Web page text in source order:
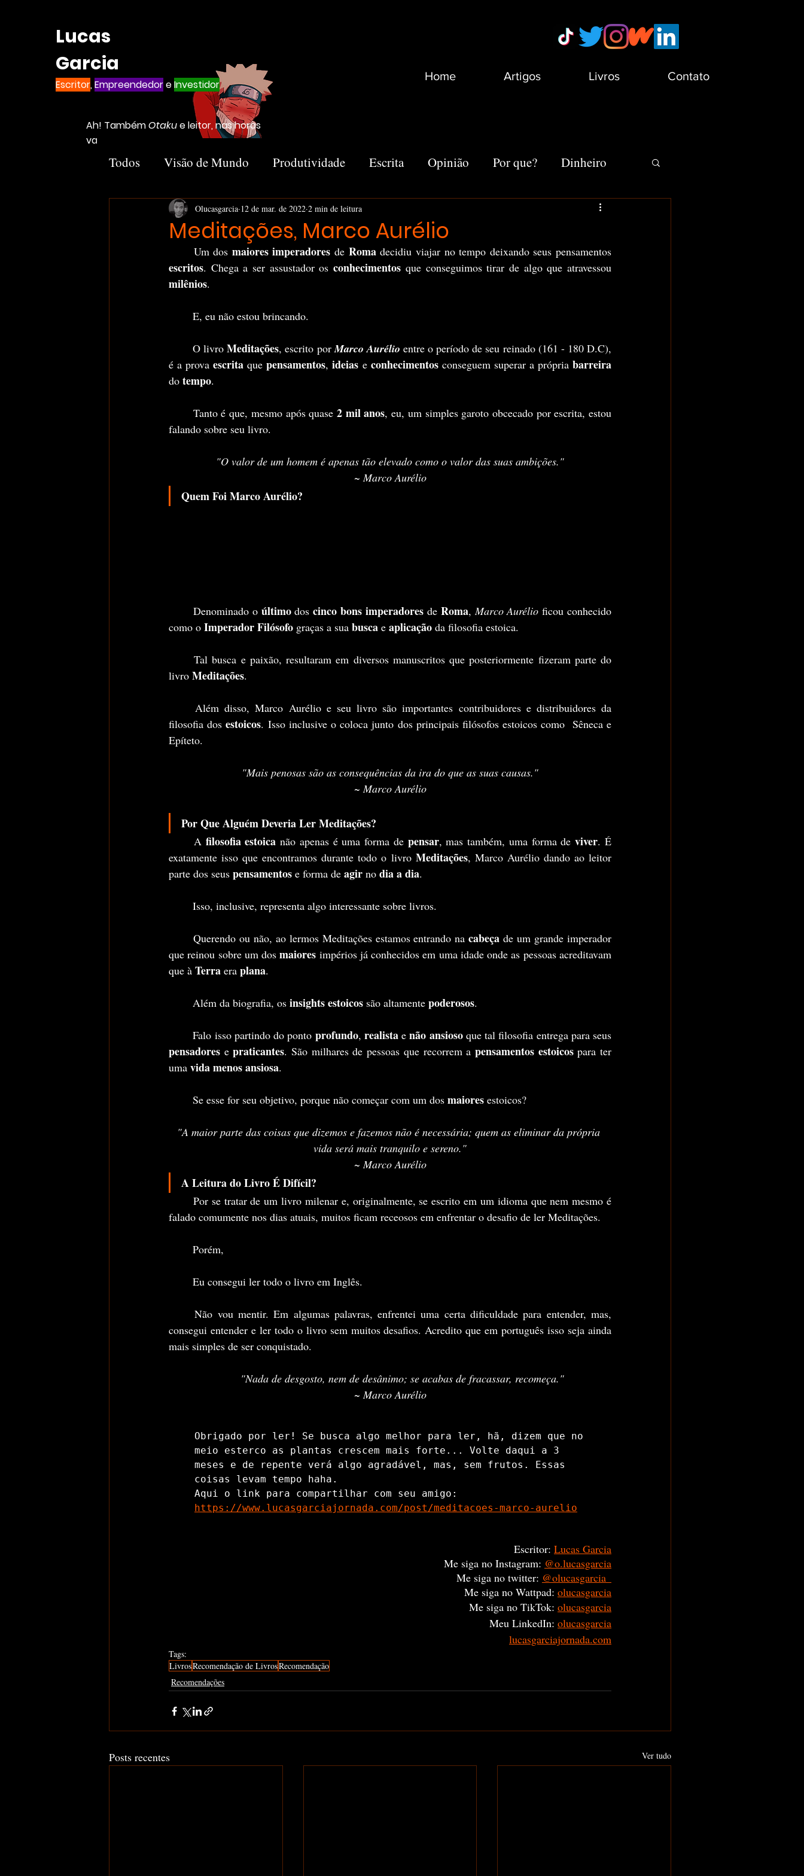
Lucas
Garcia
Escritor,EmpreendedoreInvestidor
Ah! TambémOtakue leitor, nas horas
vagas
Home Artigos Livros Contato
Todos Visão de Mundo Produtividade Escrita Opinião Por que? Dinheiro
Introvertido Livros Recomendações Minha Vida
Negócios
Meditações, Marco Aurélio
Olucasgarcia 12 de mar. de 2022 2 min de leitura
	Um dos
maiores imperadores de Roma
escritos. Chega a ser assustador os conhecimentos
milênios.
	E, eu não estou brincando.
	O livro
Meditações, escrito por Marco Aurélio entre o período de seu reinado (161 - 180 D.C),
é a prova escrita que pensamentos, ideias e conhecimentos conseguem superar a própria
do tempo.
	Tanto é que, mesmo após quase
2 mil anos, eu, um simples garoto obcecado por escrita, estou
falando sobre seu livro.
"O valor de um homem é apenas tão elevado como o valor das suas ambições."
~ Marco Aurélio
Quem Foi Marco Aurélio?
	Denominado o
último dos cinco bons imperadores de Roma, Marco Aurélio ficou conhecido
como o Imperador Filósofo graças a sua busca e aplicação da filosofia estoica.
	Tal busca e paixão, resultaram em diversos manuscritos que posteriormente fizeram parte do
livro Meditações.
	Além disso, Marco Aurélio e seu livro são importantes contribuidores e distribuidores da
filosofia dos estoicos. Isso inclusive o coloca junto dos principais filósofos estoicos como  Sêneca e
Epíteto.
"Mais penosas são as consequências da ira do que as suas causas."
~ Marco Aurélio
Por Que Alguém Deveria Ler Meditações?
	A
filosofia estoica não apenas é uma forma de pensar, mas também, uma forma de viver. É
exatamente isso que encontramos durante todo o livro Meditações, Marco Aurélio dando ao leitor
parte dos seus pensamentos e forma de agir no dia a dia
	Isso, inclusive, representa algo interessante sobre livros.
	Querendo ou não, ao lermos Meditações estamos entrando na
cabeça de um grande imperador
que reinou sobre um dos maiores impérios já conhecidos em uma idade onde as pessoas acreditavam
que à Terra era plana.
	Além da biografia, os
insights estoicos são altamente poderosos.
	Falo isso partindo do ponto
profundo, realista e não ansioso
pensadores e praticantes. São milhares de pessoas que recorrem a pensamentos estoicos para ter
uma vida menos ansiosa.
	Se esse for seu objetivo, porque não começar com um dos
maiores estoicos?
"A maior parte das coisas que dizemos e fazemos não é necessária; quem as eliminar da própria
vida será mais tranquilo e sereno."
~ Marco Aurélio
A Leitura do Livro É Difícil?
falado comumente nos dias atuais, muitos ficam receosos em enfrentar o desafio de ler Meditações.
	Porém,
	Eu consegui ler todo o livro em Inglês.
	Não vou mentir. Em algumas palavras, enfrentei uma certa dificuldade para entender, mas,
consegui entender e ler todo o livro sem muitos desafios. Acredito que em português isso seja ainda
mais simples de ser conquistado.
"Nada de desgosto, nem de desânimo; se acabas de fracassar, recomeça."
~ Marco Aurélio
Obrigado por ler! Se busca algo melhor para ler, hã, dizem que no
meio esterco as plantas crescem mais forte... Volte daqui a 3
meses e de repente verá algo agradável, mas, sem frutos. Essas
coisas levam tempo haha.
https://www.lucasgarciajornada.com/post/meditacoes-marco-aurelio
Escritor: Lucas Garcia
Me siga no Instagram: @o.lucasgarcia
Me siga no twitter: @olucasgarcia_
Me siga no Wattpad: olucasgarcia
Me siga no TikTok: olucasgarcia
Meu LinkedIn: olucasgarcia
lucasgarciajornada.com
Tags:
LivrosRecomendação de LivrosRecomendação
Recomendações
Posts recentes Ver tudo